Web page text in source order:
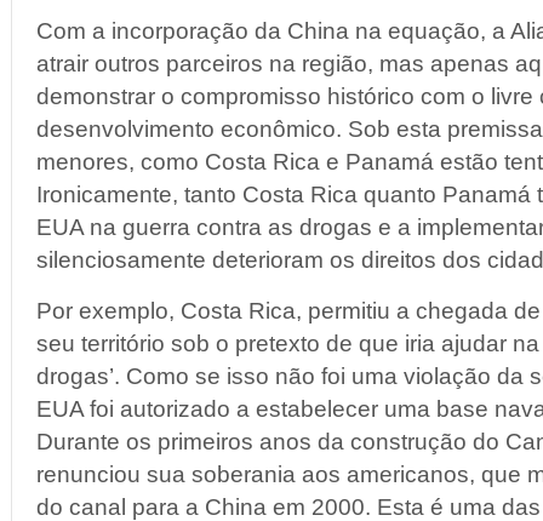
Com a incorporação da China na equação, a
atrair outros parceiros na região, mas apenas
demonstrar o compromisso histórico com o livre
desenvolvimento econômico. Sob esta
menores, como Costa Rica e Panamá estão
Ironicamente, tanto Costa Rica quanto Panamá
EUA na guerra contra as drogas e a
silenciosamente deterioram os direitos dos
Por exemplo, Costa Rica, permitiu a chegada
seu território sob o pretexto de que iria ajudar na
drogas’. Como se isso não foi uma violação da
EUA foi autorizado a estabelecer uma base
Durante os primeiros anos da construção do
renunciou sua soberania aos americanos, que
do canal para a China em 2000. Esta é uma